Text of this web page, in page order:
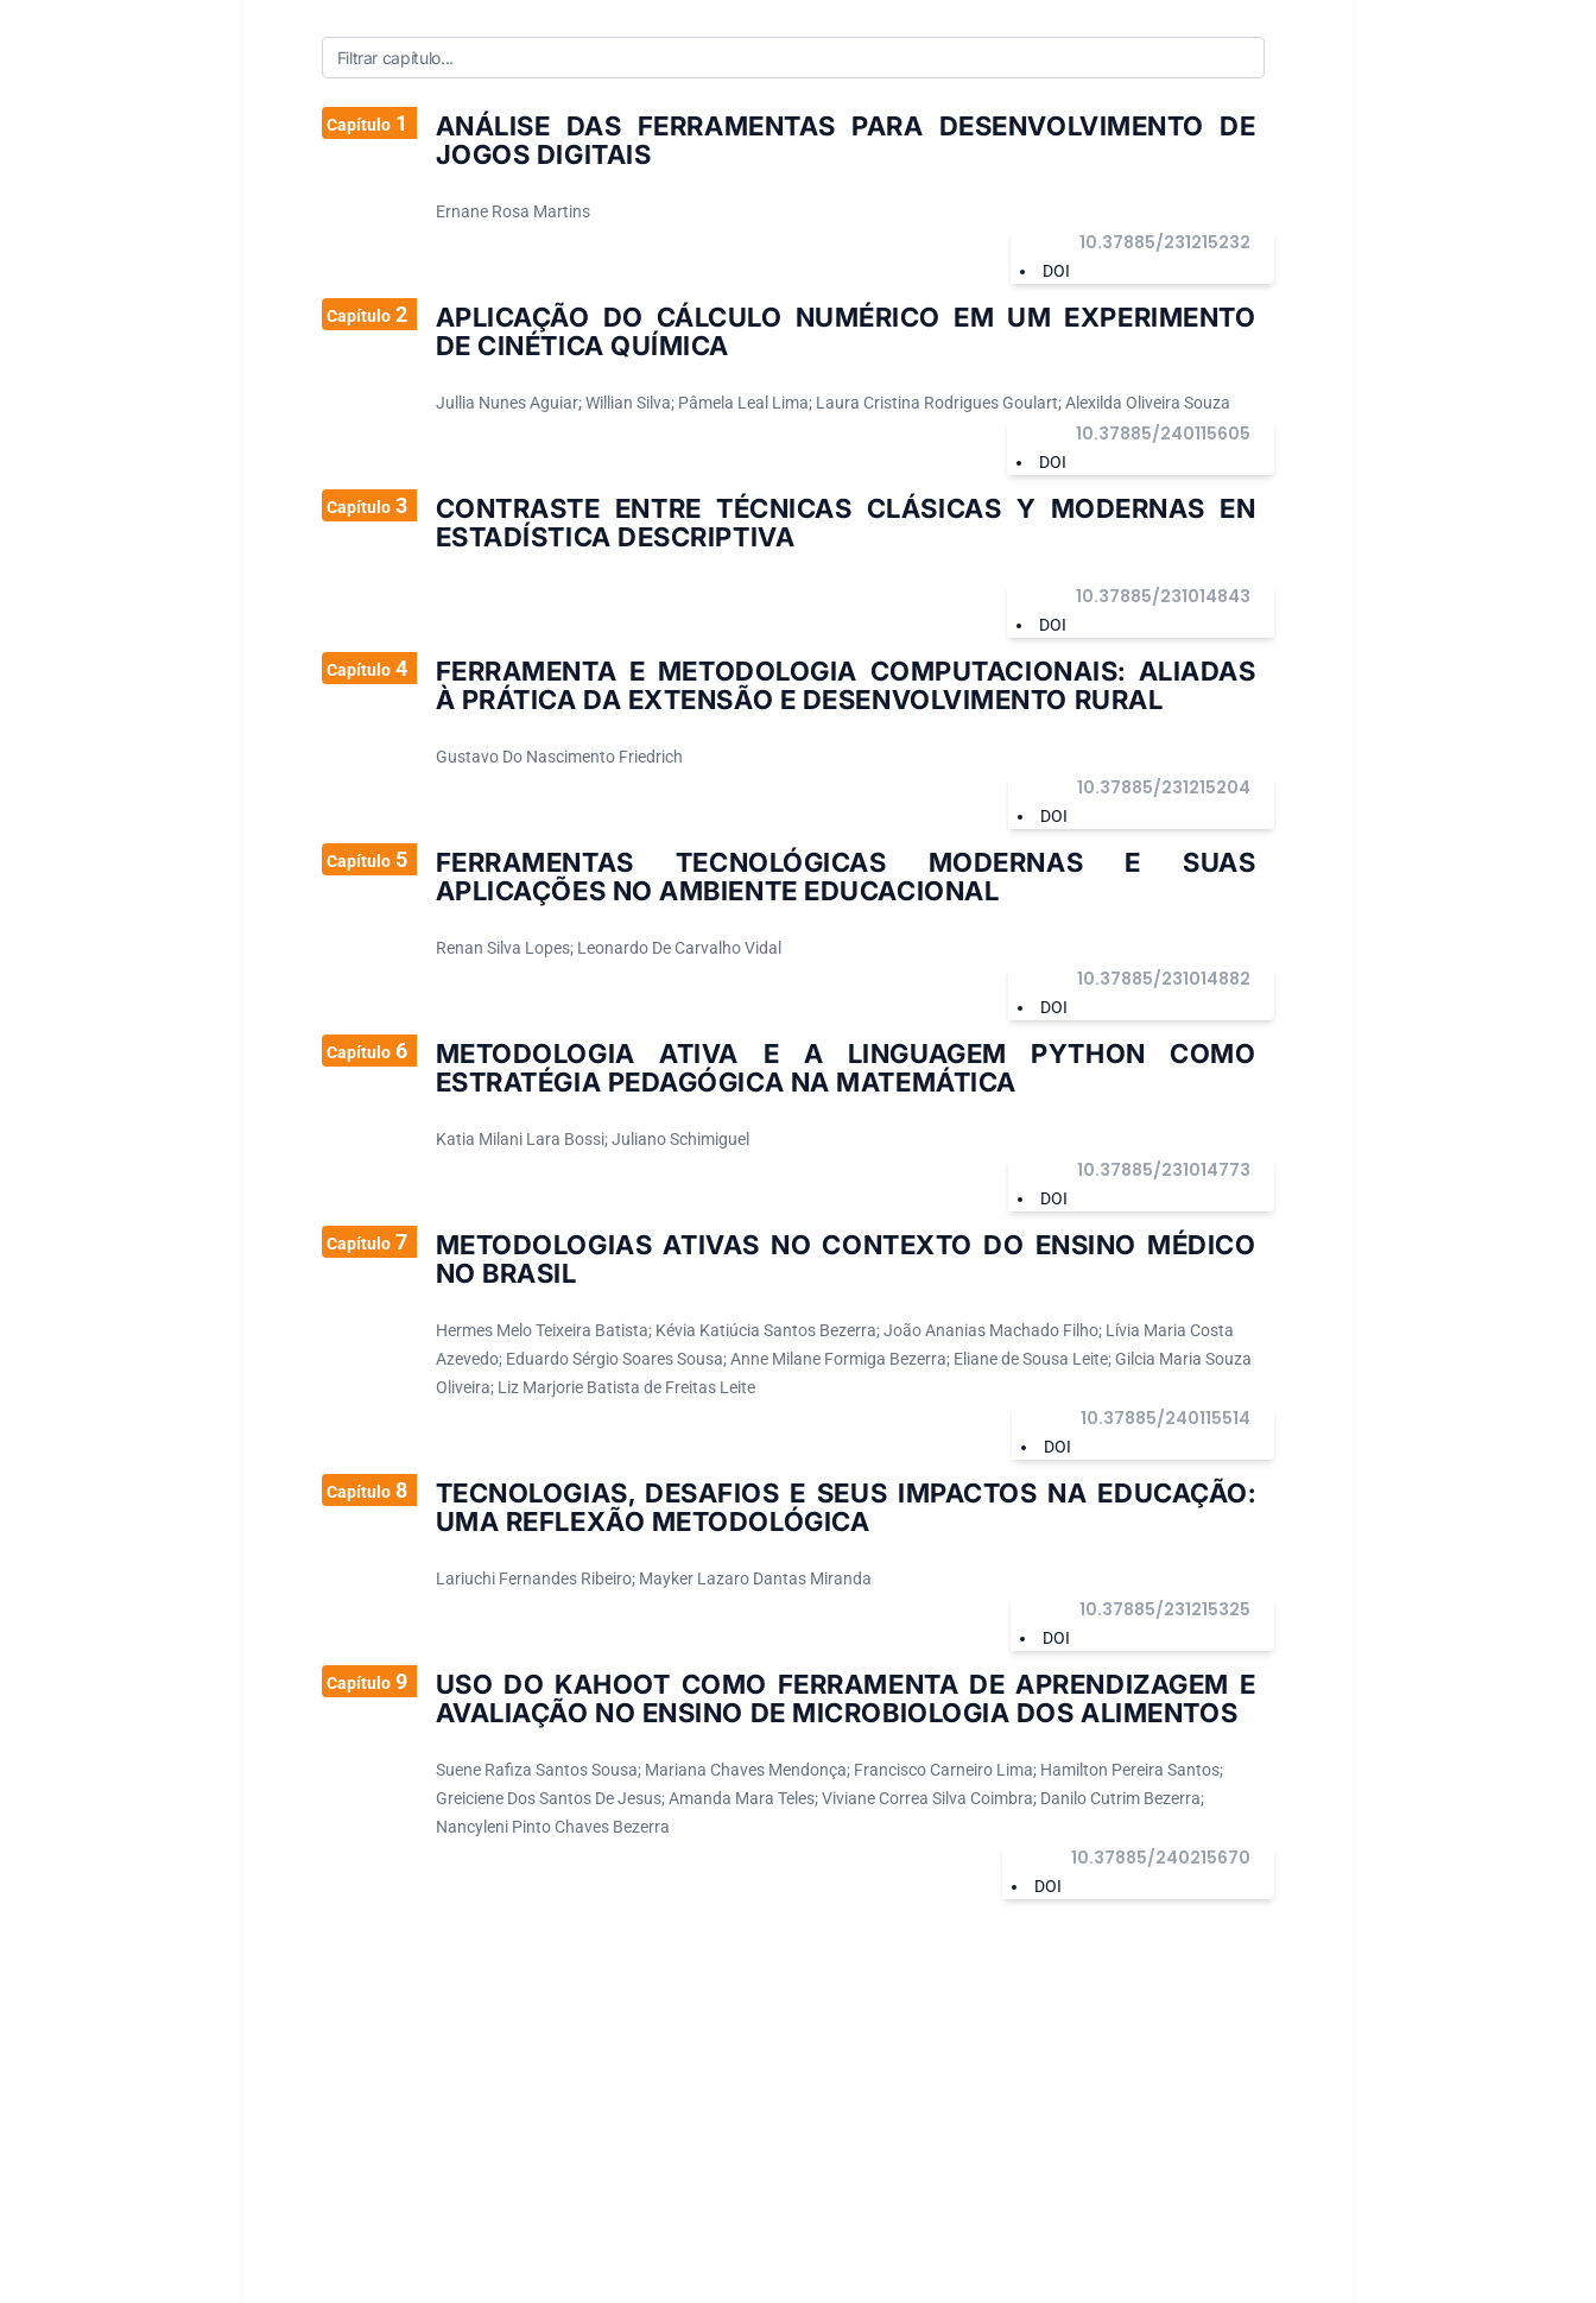
Capítulo1
ANÁLISE DAS FERRAMENTAS PARA DESENVOLVIMENTO DE
JOGOS DIGITAIS
Ernane Rosa Martins
DOI
10.37885/231215232
Capítulo2
APLICAÇÃO DO CÁLCULO NUMÉRICO EM UM EXPERIMENTO
DE CINÉTICA QUÍMICA
Jullia Nunes Aguiar; Willian Silva; Pâmela Leal Lima; Laura Cristina Rodrigues Goulart; Alexilda Oliveira Souza
DOI
10.37885/240115605
Capítulo3
CONTRASTE ENTRE TÉCNICAS CLÁSICAS Y MODERNAS EN
ESTADÍSTICA DESCRIPTIVA
DOI
10.37885/231014843
Capítulo4
FERRAMENTA E METODOLOGIA COMPUTACIONAIS: ALIADAS
À PRÁTICA DA EXTENSÃO E DESENVOLVIMENTO RURAL
Gustavo Do Nascimento Friedrich
DOI
10.37885/231215204
Capítulo5
FERRAMENTAS TECNOLÓGICAS MODERNAS E SUAS
APLICAÇÕES NO AMBIENTE EDUCACIONAL
Renan Silva Lopes; Leonardo De Carvalho Vidal
DOI
10.37885/231014882
Capítulo6
METODOLOGIA ATIVA E A LINGUAGEM PYTHON COMO
ESTRATÉGIA PEDAGÓGICA NA MATEMÁTICA
Katia Milani Lara Bossi; Juliano Schimiguel
DOI
10.37885/231014773
Capítulo7
METODOLOGIAS ATIVAS NO CONTEXTO DO ENSINO MÉDICO
NO BRASIL
Hermes Melo Teixeira Batista; Kévia Katiúcia Santos Bezerra; João Ananias Machado Filho; Lívia Maria Costa
Azevedo; Eduardo Sérgio Soares Sousa; Anne Milane Formiga Bezerra; Eliane de Sousa Leite; Gilcia Maria Souza
Oliveira; Liz Marjorie Batista de Freitas Leite
DOI
10.37885/240115514
Capítulo8
TECNOLOGIAS, DESAFIOS E SEUS IMPACTOS NA EDUCAÇÃO:
UMA REFLEXÃO METODOLÓGICA
Lariuchi Fernandes Ribeiro; Mayker Lazaro Dantas Miranda
DOI
10.37885/231215325
Capítulo9
USO DO KAHOOT COMO FERRAMENTA DE APRENDIZAGEM E
AVALIAÇÃO NO ENSINO DE MICROBIOLOGIA DOS ALIMENTOS
Suene Rafiza Santos Sousa; Mariana Chaves Mendonça; Francisco Carneiro Lima; Hamilton Pereira Santos;
Greiciene Dos Santos De Jesus; Amanda Mara Teles; Viviane Correa Silva Coimbra; Danilo Cutrim Bezerra;
Nancyleni Pinto Chaves Bezerra
DOI
10.37885/240215670